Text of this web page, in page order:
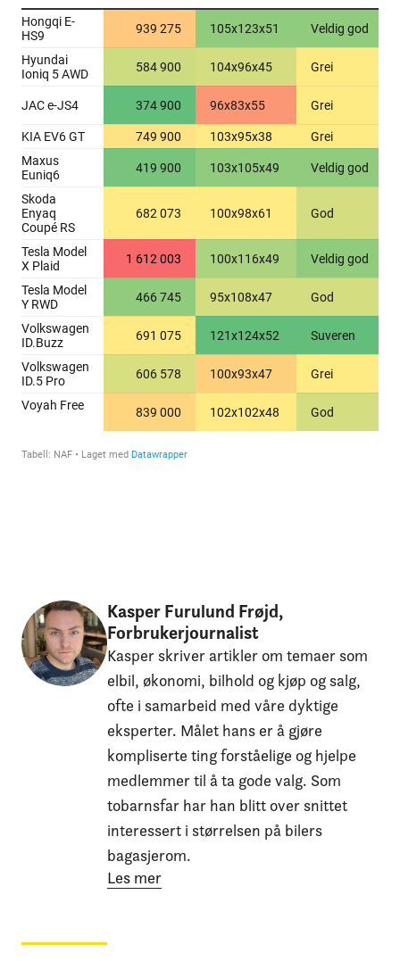
Kasper Furulund Frøjd,
Forbrukerjournalist
Kasper skriver artikler om temaer som
elbil, økonomi, bilhold og kjøp og salg,
ofte i samarbeid med våre dyktige
eksperter. Målet hans er å gjøre
kompliserte ting forståelige og hjelpe
medlemmer til å ta gode valg. Som
tobarnsfar har han blitt over snittet
interessert i størrelsen på bilers
bagasjerom.
Les mer